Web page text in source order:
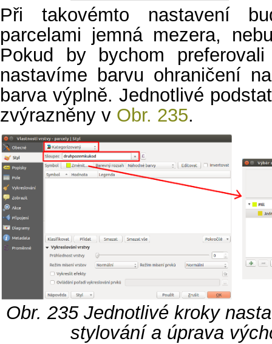
Při takovémto nastavení
parcelami jemná mezera,
Pokud by bychom
nastavíme barvu ohraničení
barva výplně. Jednotlivé
zvýrazněny v Obr. 235.
Obr. 235 Jednotlivé kroky
stylování a úprava